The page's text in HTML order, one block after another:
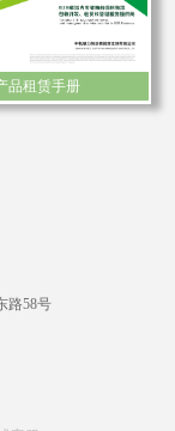
品租赁手册
路58号